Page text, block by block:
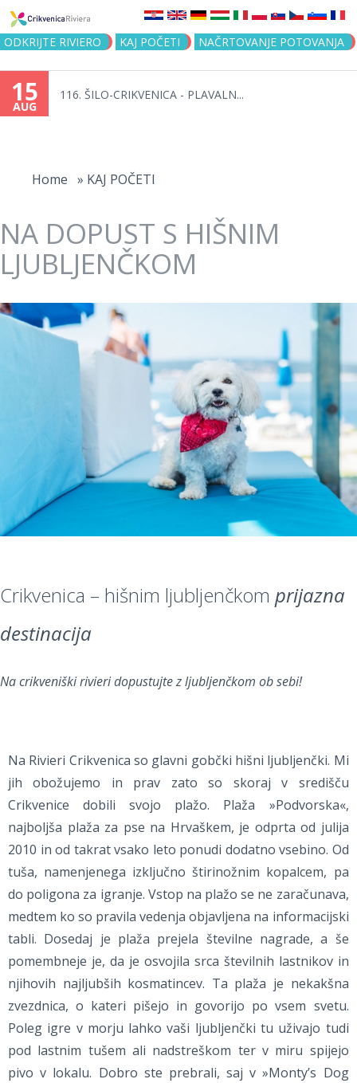
Jump to navigation
ODKRIJTE RIVIERO KAJ POČETI NAČRTOVANJE POTOVANJA
15
AUG
116. ŠILO-CRIKVENICA - PLAVALN...
Home » KAJ POČETI
NA DOPUST S HIŠNIM
LJUBLJENČKOM
Crikvenica – hišnim ljubljenčkom prijazna
destinacija
Na crikveniški rivieri dopustujte z ljubljenčkom ob sebi!
Na Rivieri Crikvenica so glavni gobčki hišni ljubljenčki. Mi
jih obožujemo in prav zato so skoraj v središču
Crikvenice dobili svojo plažo. Plaža »Podvorska«,
najboljša plaža za pse na Hrvaškem, je odprta od julija
2010 in od takrat vsako leto ponudi dodatno vsebino. Od
tuša, namenjenega izključno štirinožnim kopalcem, pa
do poligona za igranje. Vstop na plažo se ne zaračunava,
medtem ko so pravila vedenja objavljena na informacijski
tabli. Dosedaj je plaža prejela številne nagrade, a še
pomembneje je, da je osvojila srca številnih lastnikov in
njihovih najljubših kosmatincev. Ta plaža je nekakšna
zvezdnica, o kateri pišejo in govorijo po vsem svetu.
Poleg igre v morju lahko vaši ljubljenčki tu uživajo tudi
pod lastnim tušem ali nadstreškom ter v miru spijejo
pivo v lokalu. Dobro ste prebrali, saj v »Monty’s Dog